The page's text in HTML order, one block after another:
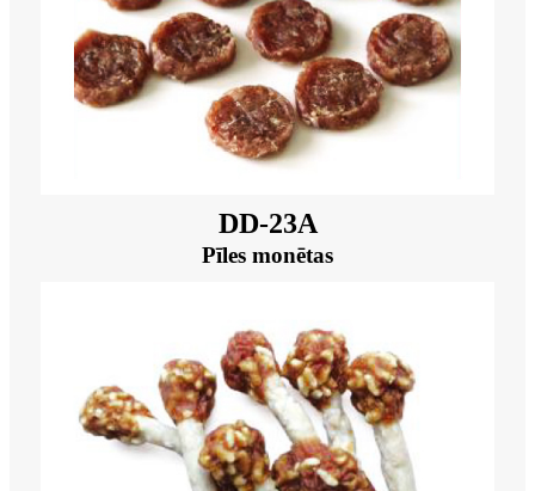
DD-23A
Pīles monētas